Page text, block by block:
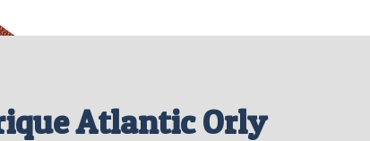
Atlantic Orly